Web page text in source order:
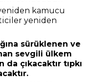
kamucu
yeniden
sürüklenen ve
sevgili ülkem
çıkacaktır tıpkı